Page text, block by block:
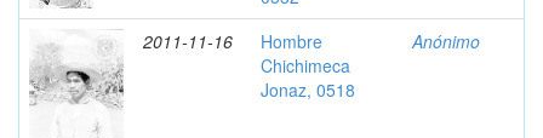
2011-11-16
Hombre
Chichimeca
Jonaz, 0518
Anónimo